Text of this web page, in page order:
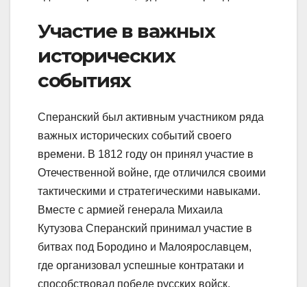
Участие в важных
исторических
событиях
Сперанский был активным участником ряда
важных исторических событий своего
времени. В 1812 году он принял участие в
Отечественной войне, где отличился своими
тактическими и стратегическими навыками.
Вместе с армией генерала Михаила
Кутузова Сперанский принимал участие в
битвах под Бородино и Малоярославцем,
где организовал успешные контратаки и
способствовал победе русских войск.